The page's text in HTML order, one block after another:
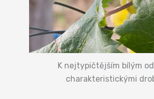
K nejtypičtějším bílým
charakteristickými